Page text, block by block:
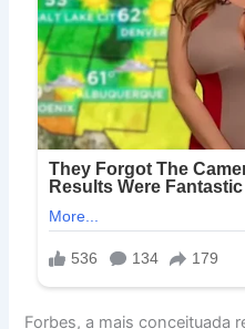
Forbes, a mais conceituada